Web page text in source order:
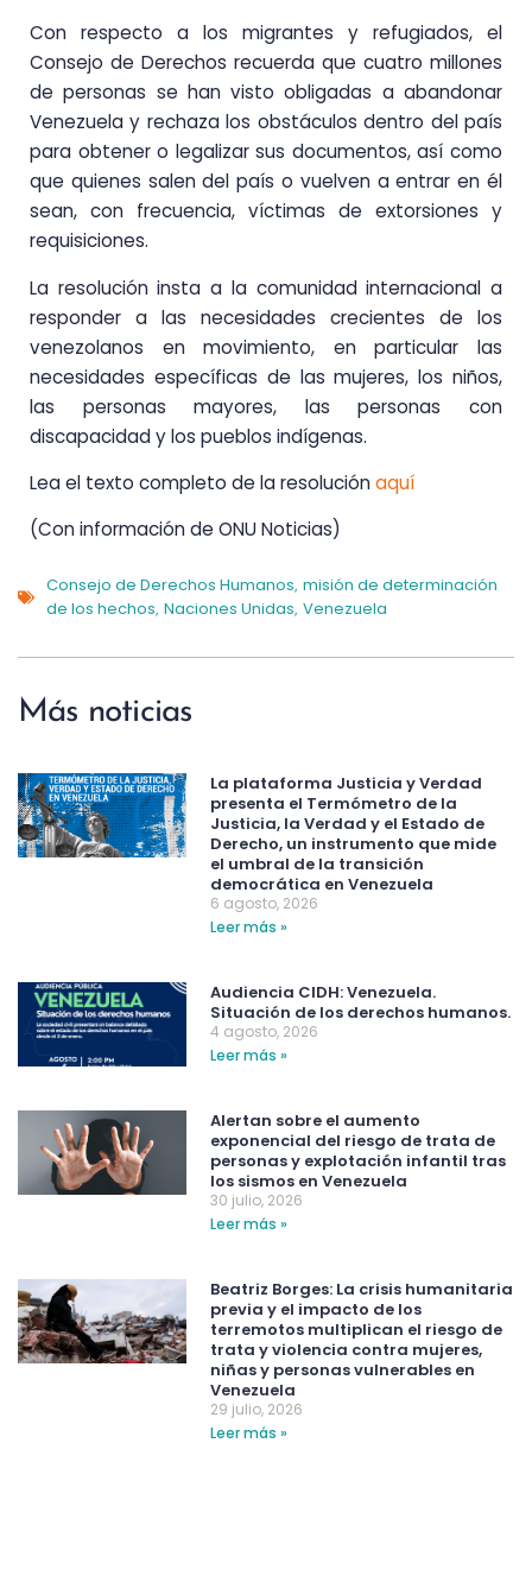
Con respecto a los migrantes y refugiados, el
Consejo de Derechos recuerda que cuatro millones
de personas se han visto obligadas a abandonar
Venezuela y rechaza los obstáculos dentro del país
para obtener o legalizar sus documentos, así como
que quienes salen del país o vuelven a entrar en él
sean, con frecuencia, víctimas de extorsiones y
requisiciones.
La resolución insta a la comunidad internacional a
responder a las necesidades crecientes de los
venezolanos en movimiento, en particular las
necesidades específicas de las mujeres, los niños,
las personas mayores, las personas con
discapacidad y los pueblos indígenas.
Lea el texto completo de la resoluciónaquí
(Con información de ONU Noticias)
Consejo de Derechos Humanos, misión de determinación
de los hechos, Naciones Unidas, Venezuela
Más noticias
La plataforma Justicia y Verdad
presenta el Termómetro de la
Justicia, la Verdad y el Estado de
Derecho, un instrumento que mide
el umbral de la transición
democrática en Venezuela
6 agosto, 2026
Leer más »
Audiencia CIDH: Venezuela.
Situación de los derechos humanos.
4 agosto, 2026
Leer más »
Alertan sobre el aumento
exponencial del riesgo de trata de
personas y explotación infantil tras
los sismos en Venezuela
30 julio, 2026
Leer más »
Beatriz Borges: La crisis humanitaria
previa y el impacto de los
terremotos multiplican el riesgo de
trata y violencia contra mujeres,
niñas y personas vulnerables en
Venezuela
29 julio, 2026
Leer más »